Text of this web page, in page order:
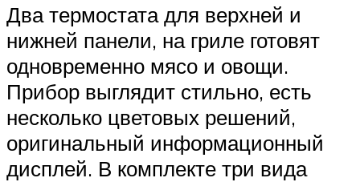
Два термостата для верхней и
нижней панели, на гриле готовят
одновременно мясо и овощи.
Прибор выглядит стильно, есть
несколько цветовых решений,
оригинальный информационный
дисплей. В комплекте три вида